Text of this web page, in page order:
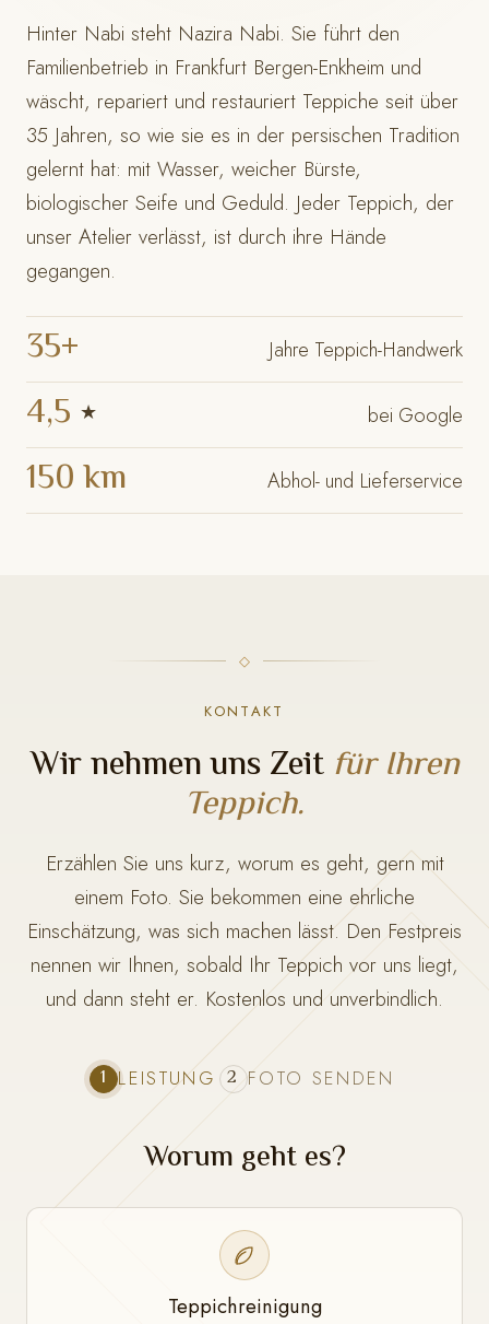
Hinter Nabi steht Nazira Nabi. Sie führt den
Familienbetrieb in Frankfurt Bergen-Enkheim und
wäscht, repariert und restauriert Teppiche seit über
35 Jahren, so wie sie es in der persischen Tradition
gelernt hat: mit Wasser, weicher Bürste,
biologischer Seife und Geduld. Jeder Teppich, der
unser Atelier verlässt, ist durch ihre Hände
gegangen.
35+ Jahre Teppich-Handwerk
4,5 ★ bei Google
150 km Abhol- und Lieferservice
KONTAKT
Wir nehmen uns Zeit für Ihren
Teppich.
Erzählen Sie uns kurz, worum es geht, gern mit
einem Foto. Sie bekommen eine ehrliche
Einschätzung, was sich machen lässt. Den Festpreis
nennen wir Ihnen, sobald Ihr Teppich vor uns liegt,
und dann steht er. Kostenlos und unverbindlich.
1 LEISTUNG 2 FOTO SENDEN
Worum geht es?
Teppichreinigung